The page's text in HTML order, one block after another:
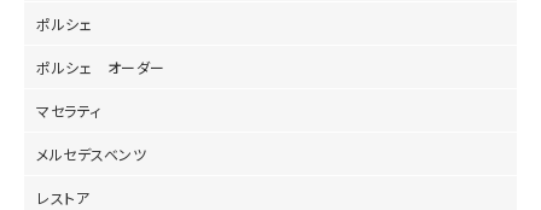
ポルシェ
ポルシェ オーダー
マセラティ
メルセデスベンツ
レストア